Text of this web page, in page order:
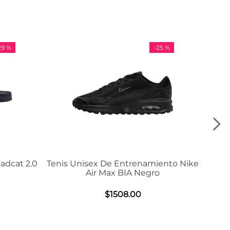
-
Nike
Tenis Adidas VL Court 3.0